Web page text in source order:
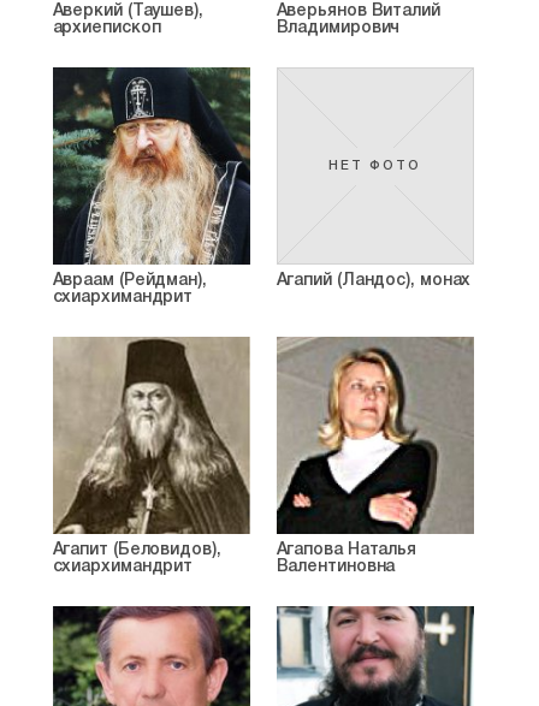
Аверкий (Таушев),
архиепископ
Аверьянов Виталий
Владимирович
Авраам (Рейдман),
схиархимандрит
НЕТ ФОТО
Агапий (Ландос), монах
Агапит (Беловидов),
схиархимандрит
Агапова Наталья
Валентиновна